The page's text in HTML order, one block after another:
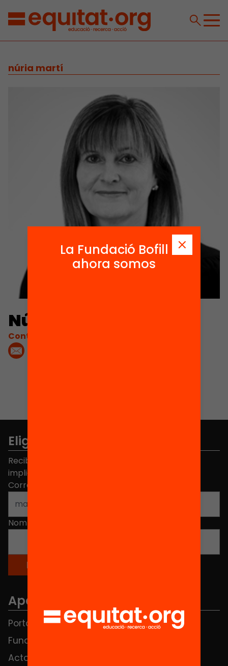
núria martí
Núria Martí
Contacta'm:
Elige equidad
Recibe contenidos, iniciativas y proyectos para
implicarte.
Correo electrónico
Nombre
Apartados
Portada
Fundación
Actos
FAQS
La Fundació Bofill
ahora somos